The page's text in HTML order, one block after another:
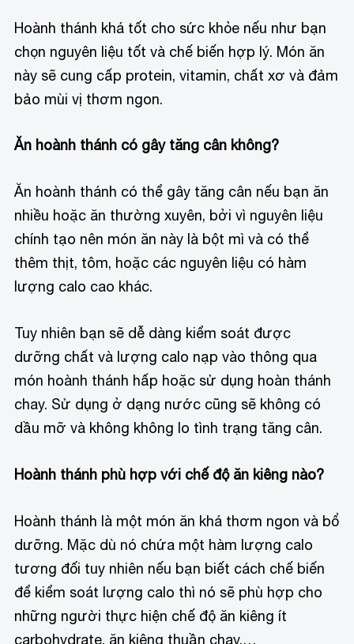
Hoành thánh khá tốt cho sức khỏe nếu như bạn
chọn nguyên liệu tốt và chế biến hợp lý. Món ăn
này sẽ cung cấp protein, vitamin, chất xơ và đảm
bảo mùi vị thơm ngon.
Ăn hoành thánh có gây tăng cân không?
Ăn hoành thánh có thể gây tăng cân nếu bạn ăn
nhiều hoặc ăn thường xuyên, bởi vì nguyên liệu
chính tạo nên món ăn này là bột mì và có thể
thêm thịt, tôm, hoặc các nguyên liệu có hàm
lượng calo cao khác.
Tuy nhiên bạn sẽ dễ dàng kiểm soát được
dưỡng chất và lượng calo nạp vào thông qua
món hoành thánh hấp hoặc sử dụng hoàn thánh
chay. Sử dụng ở dạng nước cũng sẽ không có
dầu mỡ và không không lo tình trạng tăng cân.
Hoành thánh phù hợp với chế độ ăn kiêng nào?
Hoành thánh là một món ăn khá thơm ngon và bổ
dưỡng. Mặc dù nó chứa một hàm lượng calo
tương đối tuy nhiên nếu bạn biết cách chế biến
để kiểm soát lượng calo thì nó sẽ phù hợp cho
những người thực hiện chế độ ăn kiêng ít
carbohydrate, ăn kiêng thuần chay,…